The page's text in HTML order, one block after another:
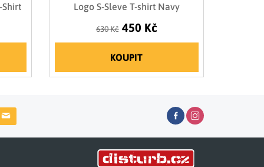
Logo S-Sleve T-shirt Navy
630 Kč 450 Kč
KOUPIT